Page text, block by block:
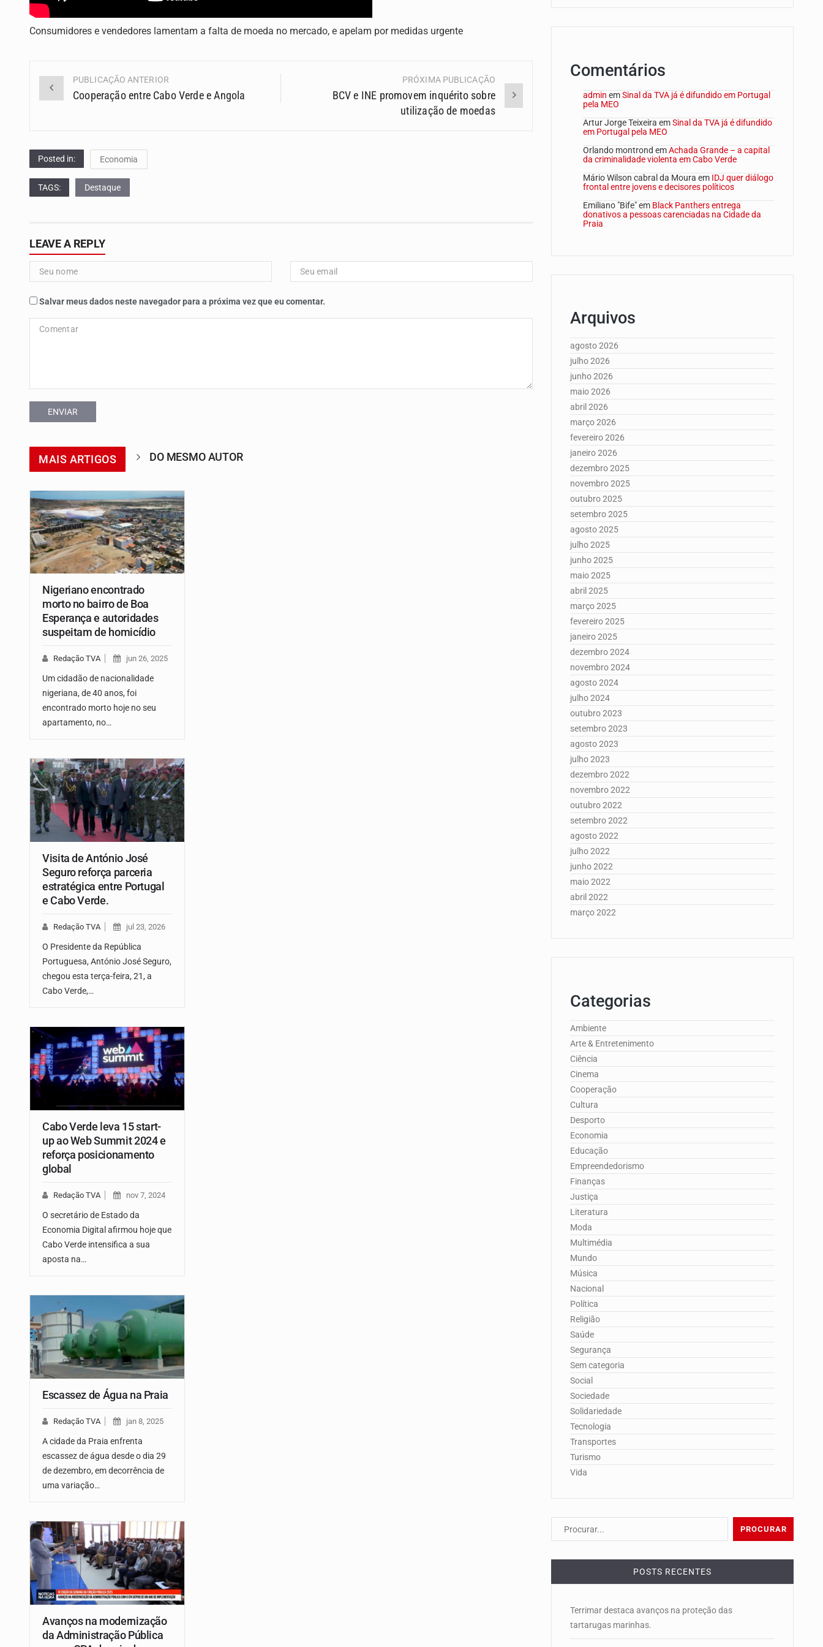
Consumidores e vendedores lamentam a falta de moeda no mercado, e apelam por medidas urgente
Navegação
PUBLICAÇÃO ANTERIOR
Cooperação entre Cabo Verde e Angola
PRÓXIMA PUBLICAÇÃO
BCV e INE promovem inquérito sobre
utilização de moedas
Posted in: Economia
TAGS: Destaque
LEAVE A REPLY
Salvar meus dados neste navegador para a próxima vez que eu comentar.
ENVIAR
MAIS ARTIGOS DO MESMO AUTOR
Nigeriano encontrado
morto no bairro de Boa
Esperança e autoridades
suspeitam de homicídio
Redação TVA jun 26, 2025
Um cidadão de nacionalidade
nigeriana, de 40 anos, foi
encontrado morto hoje no seu
apartamento, no…
Visita de António José
Seguro reforça parceria
estratégica entre Portugal
e Cabo Verde.
Redação TVA jul 23, 2026
O Presidente da República
Portuguesa, António José Seguro,
chegou esta terça-feira, 21, a
Cabo Verde,…
Cabo Verde leva 15 start-
up ao Web Summit 2024 e
reforça posicionamento
global
Redação TVA nov 7, 2024
O secretário de Estado da
Economia Digital afirmou hoje que
Cabo Verde intensifica a sua
aposta na…
Escassez de Água na Praia
Redação TVA jan 8, 2025
A cidade da Praia enfrenta
escassez de água desde o dia 29
de dezembro, em decorrência de
uma variação…
Avanços na modernização
da Administração Pública
Comentários
admin emSinal da TVA já é difundido em Portugal
pela MEO
Artur Jorge Teixeira emSinal da TVA já é difundido
em Portugal pela MEO
Orlando montrond emAchada Grande – a capital
da criminalidade violenta em Cabo Verde
Mário Wilson cabral da Moura em IDJ quer diálogo
frontal entre jovens e decisores políticos
Emiliano "Bife"em Black Panthers entrega
donativos a pessoas carenciadas na Cidade da
Praia
Arquivos
agosto 2026
julho 2026
junho 2026
maio 2026
abril 2026
março 2026
fevereiro 2026
janeiro 2026
dezembro 2025
novembro 2025
outubro 2025
setembro 2025
agosto 2025
julho 2025
junho 2025
maio 2025
abril 2025
março 2025
fevereiro 2025
janeiro 2025
dezembro 2024
novembro 2024
agosto 2024
julho 2024
outubro 2023
setembro 2023
agosto 2023
julho 2023
dezembro 2022
novembro 2022
outubro 2022
setembro 2022
agosto 2022
julho 2022
junho 2022
maio 2022
abril 2022
março 2022
Categorias
Ambiente
Arte & Entretenimento
Ciência
Cinema
Cooperação
Cultura
Desporto
Economia
Educação
Empreendedorismo
Finanças
Justiça
Literatura
Moda
Multimédia
Mundo
Música
Nacional
Política
Religião
Saúde
Segurança
Sem categoria
Social
Sociedade
Solidariedade
Tecnologia
Transportes
Turismo
Vida
POSTS RECENTES
Terrimar destaca avanços na proteção das
tartarugas marinhas.